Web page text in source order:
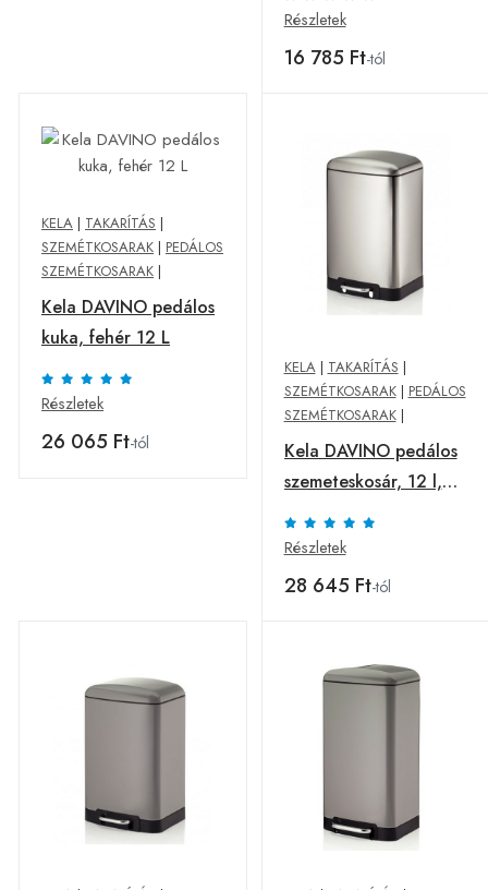
Részletek
16 785 Ft-tól
KELA | TAKARÍTÁS |
SZEMÉTKOSARAK | PEDÁLOS
SZEMÉTKOSARAK |
Kela DAVINO pedálos
kuka, fehér 12 L
Részletek
26 065 Ft-tól
KELA| TAKARÍTÁS |
SZEMÉTKOSARAK| PEDÁLOS
SZEMÉTKOSARAK|
Kela DAVINO pedálos
szemeteskosár, 12 l,
rozsdamentes acél
Részletek
28 645 Ft-tól